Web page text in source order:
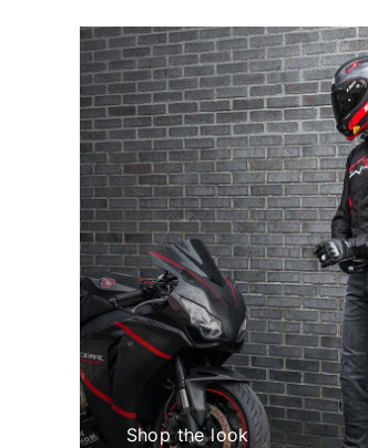
Shop the look